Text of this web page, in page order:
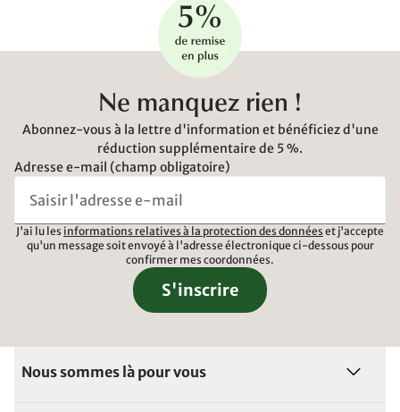
Ne manquez rien !
Abonnez-vous à la lettre d'information et bénéficiez d'une
réduction supplémentaire de 5 %.
Adresse e-mail (champ obligatoire)
J'ai lu les informations relatives à la protection des données et j'accepte
qu'un message soit envoyé à l'adresse électronique ci-dessous pour
confirmer mes coordonnées.
S'inscrire
Nous sommes là pour vous